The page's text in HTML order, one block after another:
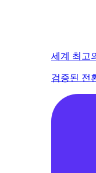
세계 최고
검증된 전